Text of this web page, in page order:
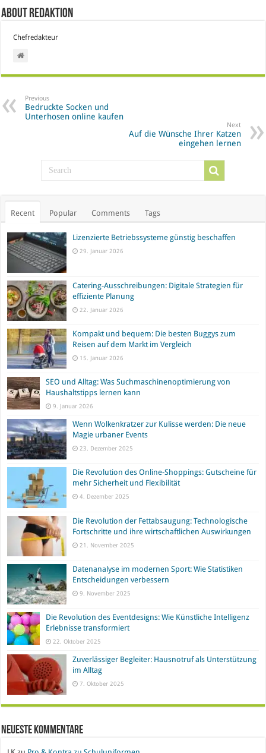
About Redaktion
Chefredakteur
Previous
Bedruckte Socken und
Unterhosen online kaufen
Next
Auf die Wünsche Ihrer Katzen
eingehen lernen
Recent Popular Comments Tags
Lizenzierte Betriebssysteme günstig beschaffen
29. Januar 2026
Catering-Ausschreibungen: Digitale Strategien für
effiziente Planung
22. Januar 2026
Kompakt und bequem: Die besten Buggys zum
Reisen auf dem Markt im Vergleich
15. Januar 2026
SEO und Alltag: Was Suchmaschinenoptimierung von
Haushaltstipps lernen kann
9. Januar 2026
Wenn Wolkenkratzer zur Kulisse werden: Die neue
Magie urbaner Events
23. Dezember 2025
Die Revolution des Online-Shoppings: Gutscheine für
mehr Sicherheit und Flexibilität
4. Dezember 2025
Die Revolution der Fettabsaugung: Technologische
Fortschritte und ihre wirtschaftlichen Auswirkungen
21. November 2025
Datenanalyse im modernen Sport: Wie Statistiken
Entscheidungen verbessern
9. November 2025
Die Revolution des Eventdesigns: Wie Künstliche Intelligenz
Erlebnisse transformiert
22. Oktober 2025
Zuverlässiger Begleiter: Hausnotruf als Unterstützung
im Alltag
7. Oktober 2025
Neueste Kommentare